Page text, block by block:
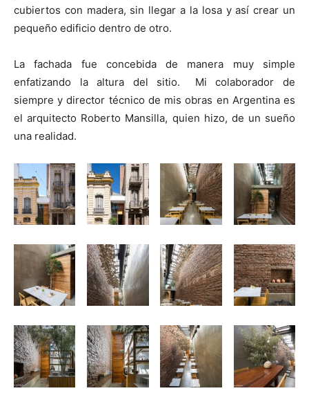
cubiertos con madera, sin llegar a la losa y así crear un
pequeño edificio dentro de otro.
La fachada fue concebida de manera muy simple
enfatizando la altura del sitio. Mi colaborador de
siempre y director técnico de mis obras en Argentina es
el arquitecto Roberto Mansilla, quien hizo, de un sueño
una realidad.